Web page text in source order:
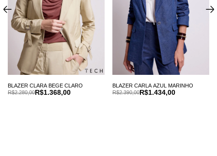
BLAZER CLARA BEGE CLARO
R$1.368,00
R$2.280,00
BLAZER CARLA AZUL MARINHO
R$1.434,00
R$2.390,00